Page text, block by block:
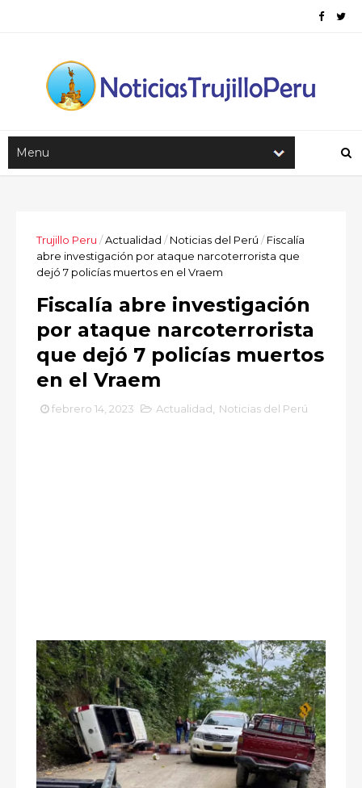
Trujillo Peru /Actualidad / Noticias del Perú / Fiscalía
abre investigación por ataque narcoterrorista que
dejó 7 policías muertos en el Vraem
Fiscalía abre investigación
por ataque narcoterrorista
que dejó 7 policías muertos
en el Vraem
febrero 14, 2023 Actualidad Noticias del Perú